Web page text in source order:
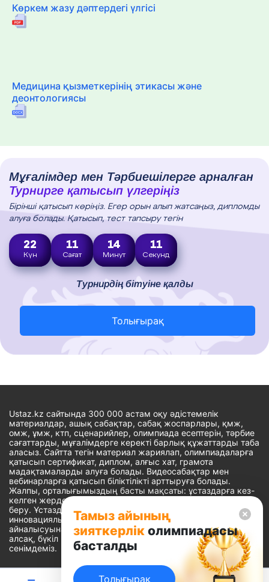
Тамыз айының
зияткерлік олимпиадасы
басталды
Толығырақ
Көркем жазу дәптердегі үлгісі
Медицина қызметкерінің этикасы және
деонтологиясы
Мұғалімдер мен Тәрбиешілерге арналған
Турнирге қатысып үлгеріңіз
Бірінші қатысып көріңіз. Егер орын алып жатсаңыз, дипломды
алуға болады. Қатысып, тест тапсыру тегін
22
Күн
11
Сағат
14
Минут
10
Секунд
Турнирдің бітуіне қалды
Толығырақ
Ustaz.kz сайтында 300 000 астам оқу әдістемелік
материалдар, ашық сабақтар, сабақ жоспарлары, қмж,
омж, ұмж, ктп, сценарийлер, олимпиада есептерін, тәрбие
сағаттарды, мұғалімдерге керекті барлық құжаттарды таба
аласыз. Сайтта тегін материал жариялап, олимпиадаларға
қатысып сертификат, диплом, алғыс хат, грамота
мадақтамаларды алуға болады. Видеосабақтар мен
вебинарларға қатысып біліктілікті арттыруға болады.
Жалпы, орталығымыздың басты мақсаты: ұстаздарға кез-
келген жерде, кез-келген уақытта білім алуына мүмкіндік
беру. Ұстаздардың барлық өзекті мәселелеріне
инновациялық шешім тауып, шығармашылық жұмыспен
айналысуына уақыт сыйлау. «Ұстаздарға сапалы білім бере
алсақ, бүкіл Қазақ еліне білім бере аламыз» - деген
сенімдеміз.